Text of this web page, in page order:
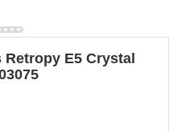
Retropy E5 Crystal